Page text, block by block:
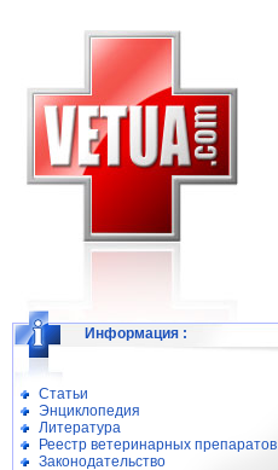
Информация :
Статьи
Энциклопедия
Литература
Реестр ветеринарных препаратов
Законодательство